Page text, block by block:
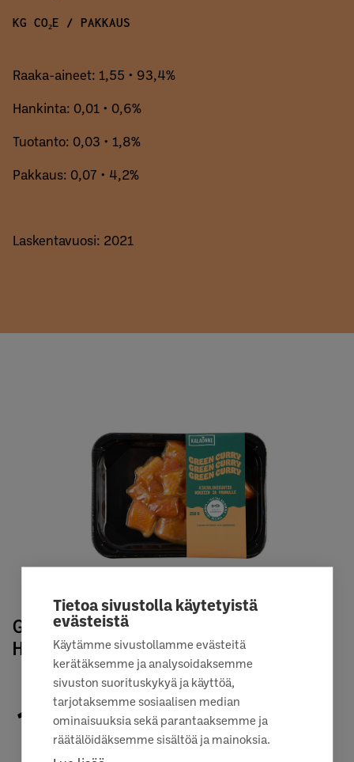
KG CO₂E / PAKKAUS
Raaka-aineet: 1,55 • 93,4%
Hankinta: 0,01 • 0,6%
Tuotanto: 0,03 • 1,8%
Pakkaus: 0,07 • 4,2%
Laskentavuosi: 2021
GREEN CURRY KIRJOLOHIKUUTION
HIILIJALANJÄLKI
1,36
Tietoa sivustolla käytetyistä
evästeistä
Käytämme sivustollamme evästeitä
kerätäksemme ja analysoidaksemme
sivuston suorituskykyä ja käyttöä,
tarjotaksemme sosiaalisen median
ominaisuuksia sekä parantaaksemme ja
räätälöidäksemme sisältöä ja mainoksia.